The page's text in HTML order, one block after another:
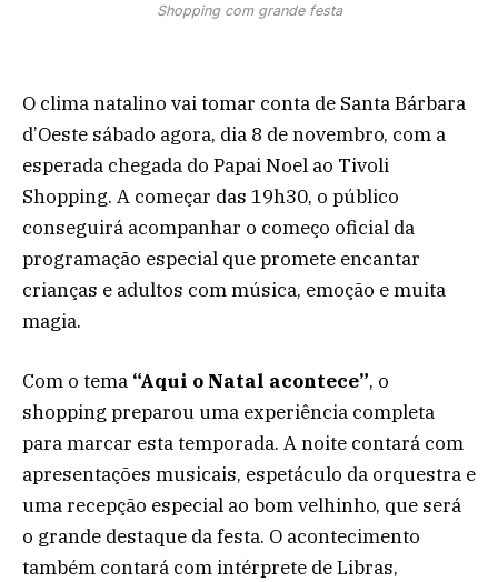
Shopping com grande festa
O clima natalino vai tomar conta de Santa Bárbara
d’Oeste sábado agora, dia 8 de novembro, com a
esperada chegada do Papai Noel ao Tivoli
Shopping. A começar das 19h30, o público
conseguirá acompanhar o começo oficial da
programação especial que promete encantar
crianças e adultos com música, emoção e muita
magia.
Com o tema “Aqui o Natal acontece”, o
shopping preparou uma experiência completa
para marcar esta temporada. A noite contará com
apresentações musicais, espetáculo da orquestra e
uma recepção especial ao bom velhinho, que será
o grande destaque da festa. O acontecimento
também contará com intérprete de Libras,